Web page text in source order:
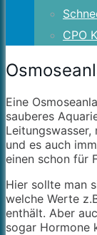
CPO
Eine
sauberes
und es auch
einen schon für
Hier sollte man
welche Werte
enthält. Aber
sogar Hormone